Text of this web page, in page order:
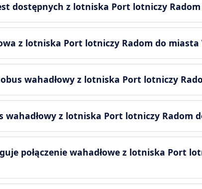
dostępnych z lotniska Port lotniczy
z lotniska Port lotniczy Radom do miasta
wahadłowy z lotniska Port lotniczy
z lotniska Port lotniczy Radom
połączenie wahadłowe z lotniska Port